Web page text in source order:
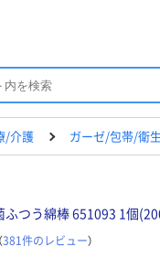
/介護 ガーゼ/包帯/衛
ふつう綿棒 651093 1個
（381件のレビュー）